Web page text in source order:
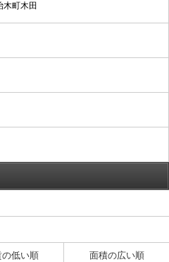
木町木田
の低い順 面積の広い順